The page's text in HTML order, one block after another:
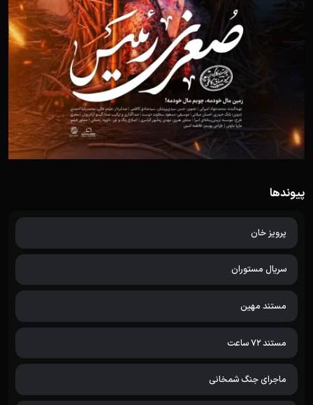
پیوندها
پرویز خان
سریال مستوران
مستند مهین
مستند 72 ساعت
ماجرای جنگ شمخانی